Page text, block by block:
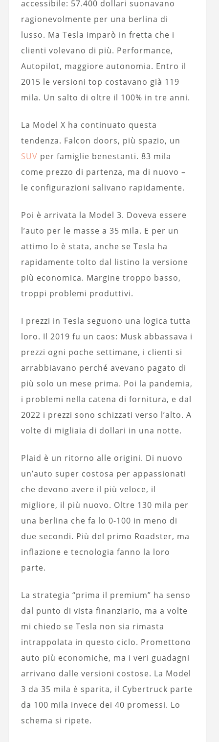
accessibile: 57.400 dollari suonavano
ragionevolmente per una berlina di
lusso. Ma Tesla imparò in fretta che i
clienti volevano di più. Performance,
Autopilot, maggiore autonomia. Entro il
2015 le versioni top costavano già 119
mila. Un salto di oltre il 100% in tre anni.
La Model X ha continuato questa
tendenza. Falcon doors, più spazio, un
SUV per famiglie benestanti. 83 mila
come prezzo di partenza, ma di nuovo –
le configurazioni salivano rapidamente.
Poi è arrivata la Model 3. Doveva essere
l’auto per le masse a 35 mila. E per un
attimo lo è stata, anche se Tesla ha
rapidamente tolto dal listino la versione
più economica. Margine troppo basso,
troppi problemi produttivi.
I prezzi in Tesla seguono una logica tutta
loro. Il 2019 fu un caos: Musk abbassava i
prezzi ogni poche settimane, i clienti si
arrabbiavano perché avevano pagato di
più solo un mese prima. Poi la pandemia,
i problemi nella catena di fornitura, e dal
2022 i prezzi sono schizzati verso l’alto. A
volte di migliaia di dollari in una notte.
Plaid è un ritorno alle origini. Di nuovo
un’auto super costosa per appassionati
che devono avere il più veloce, il
migliore, il più nuovo. Oltre 130 mila per
una berlina che fa lo 0-100 in meno di
due secondi. Più del primo Roadster, ma
inflazione e tecnologia fanno la loro
parte.
La strategia “prima il premium” ha senso
dal punto di vista finanziario, ma a volte
mi chiedo se Tesla non sia rimasta
intrappolata in questo ciclo. Promettono
auto più economiche, ma i veri guadagni
arrivano dalle versioni costose. La Model
3 da 35 mila è sparita, il Cybertruck parte
da 100 mila invece dei 40 promessi. Lo
schema si ripete.